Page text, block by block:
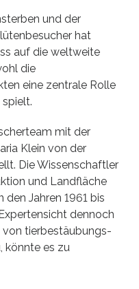
und der
hat
auf die weltweite
die
eine zentrale Rolle
mit der
Klein von der
Die Wissenschaftler
und Landfläche
Jahren 1961 bis
dennoch
von tierbestäubungs-
könnte es zu